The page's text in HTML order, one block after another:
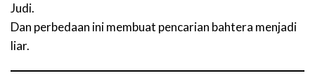
Judi.
Dan perbedaan ini membuat pencarian bahtera menjadi
liar.